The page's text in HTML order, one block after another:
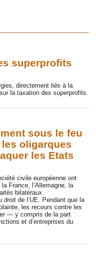
superprofits
directement liés à la
la taxation des superprofits.
sous le feu
oligarques
les Etats
civile européenne ont
France, l’Allemagne, la
bilatéraux
de l’UE. Pendant que la
les recours contre les
— y compris de la part
et d’entreprises du